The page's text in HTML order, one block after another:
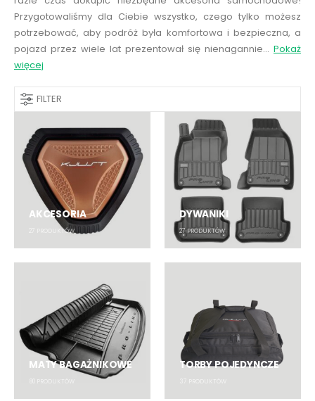
Przygotowaliśmy dla Ciebie wszystko, czego tylko możesz
potrzebować, aby podróż była komfortowa i bezpieczna, a
pojazd przez wiele lat prezentował się nienagannie… Pokaż
więcej
FILTER
AKCESORIA
PRODUKTÓW
DYWANIKI
27PRODUKTÓW
MATY BAGAŻNIKOWE
PRODUKTÓW
TORBY POJEDYNCZE